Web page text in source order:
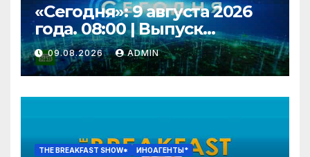
«Сегодня»: 9 августа 2026
года. 08:00 | Выпуск
новостей | Новости НТВ
09.08.2026 ADMIN
THE BREAKFAST SHOW* ИНОАГЕНТЫ*